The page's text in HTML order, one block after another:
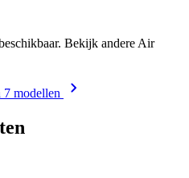
Bekijk andere Air
modellen